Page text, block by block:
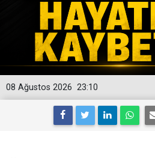
23:10
08 Ağustos 2026